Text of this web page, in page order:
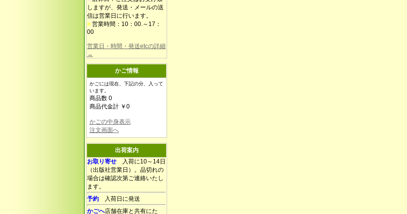
しますが、発送・メールの送
信は営業日に行います。
■ 営業時間：10：00.～17：
00
営業日・時間・発送etcの詳細
→
かご情報
かごには現在、下記の分、入って
います。
商品数 0
商品代金計 ￥0
かごの中身表示
注文画面へ
出荷案内
お取り寄せ 入荷に10～14日
（出版社営業日）。品切れの
場合は確認次第ご連絡いたし
ます。
予約 入荷日に発送
かごへ店舗在庫と共有にた